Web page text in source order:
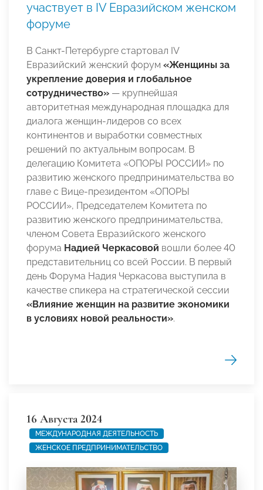
участвует в IV Евразийском женском
форуме
В Санкт-Петербурге стартовал IV
Евразийский женский форум «Женщины за
укрепление доверия и глобальное
сотрудничество» — крупнейшая
авторитетная международная площадка для
диалога женщин-лидеров со всех
континентов и выработки совместных
решений по актуальным вопросам. В
делегацию Комитета «ОПОРЫ РОССИИ» по
развитию женского предпринимательства во
главе с Вице-президентом «ОПОРЫ
РОССИИ», Председателем Комитета по
развитию женского предпринимательства,
членом Совета Евразийского женского
форума Надией Черкасовой вошли более 40
представительниц со всей России. В первый
день Форума Надия Черкасова выступила в
качестве спикера на стратегической сессии
«Влияние женщин на развитие экономики
в условиях новой реальности».
16 Августа 2024
МЕЖДУНАРОДНАЯ ДЕЯТЕЛЬНОСТЬ
ЖЕНСКОЕ ПРЕДПРИНИМАТЕЛЬСТВО